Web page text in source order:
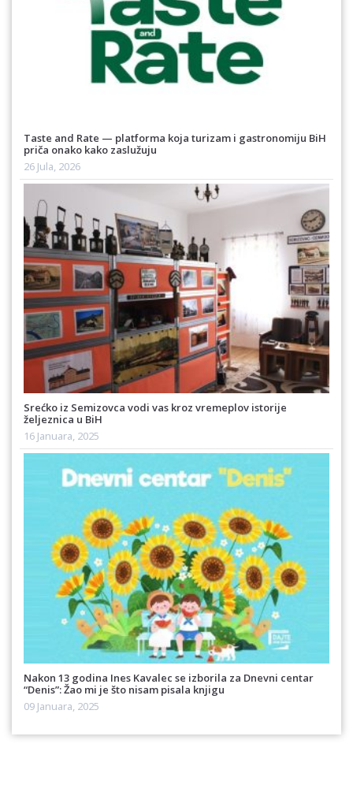
Taste and Rate — platforma koja turizam i gastronomiju BiH
priča onako kako zaslužuju
26 Jula, 2026
Srećko iz Semizovca vodi vas kroz vremeplov istorije
željeznica u BiH
16 Januara, 2025
Nakon 13 godina Ines Kavalec se izborila za Dnevni centar
“Denis”: Žao mi je što nisam pisala knjigu
09 Januara, 2025